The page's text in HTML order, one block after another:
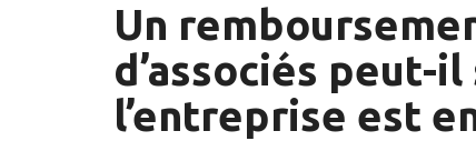
Un
d’associés peut-
l’entreprise est